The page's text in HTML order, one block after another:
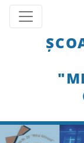
SkipToggle